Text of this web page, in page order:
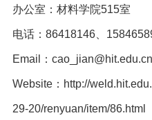
办公室：材料学院515室
电话： 86418146、
Email： cao_jian@hit.edu.cn
Website： http://
29-20/renyuan/item/86.html